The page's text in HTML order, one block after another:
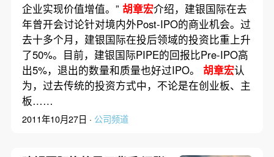
企业实现价值增值。” 胡章宏介绍，建银国际在去
年曾开会讨论针对境内外Post-IPO的商业机会。过
去十多个月，建银国际在投后领域的投资比重上升
了50%。目前，建银国际PIPE的回报比Pre-IPO高
出5%，退出的数量和质量也好过IPO。 胡章宏认
为，过去传统的投资方式中，不论是在创业板、主
板……
2011年10月27日 · 公司频道